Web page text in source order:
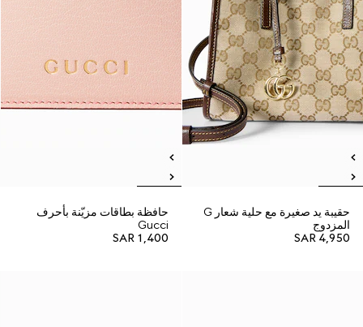
حقيبة يد صغيرة مع حلية شعار G
المزدوج
SAR 4,950
حافظة بطاقات مزيّنة بأحرف
Gucci
SAR 1,400